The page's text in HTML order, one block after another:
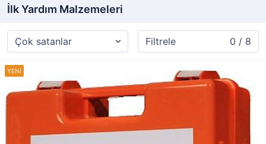
İlk Yardım Malzemeleri
Filtrele 0 / 8